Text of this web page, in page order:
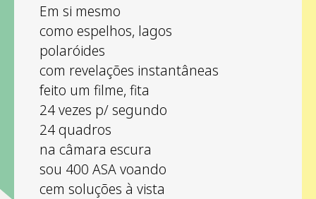
Em si mesmo
como espelhos, lagos
polaróides
com revelações instantâneas
feito um filme, fita
24 vezes p/ segundo
24 quadros
na câmara escura
sou 400 ASA voando
cem soluções à vista